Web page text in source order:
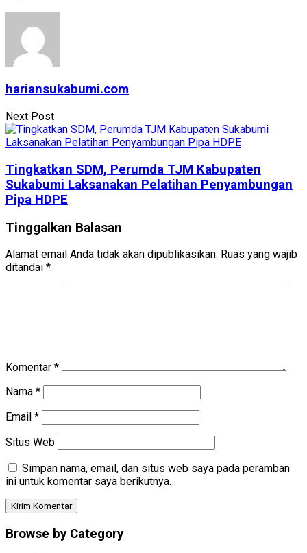
hariansukabumi.com
Next Post
Tingkatkan SDM, Perumda TJM Kabupaten
Sukabumi Laksanakan Pelatihan Penyambungan
Pipa HDPE
Tinggalkan Balasan
Alamat email Anda tidak akan dipublikasikan. Ruas yang wajib
ditandai *
Komentar *
Nama *
Email *
Situs Web
Simpan nama, email, dan situs web saya pada peramban
ini untuk komentar saya berikutnya.
Browse by Category